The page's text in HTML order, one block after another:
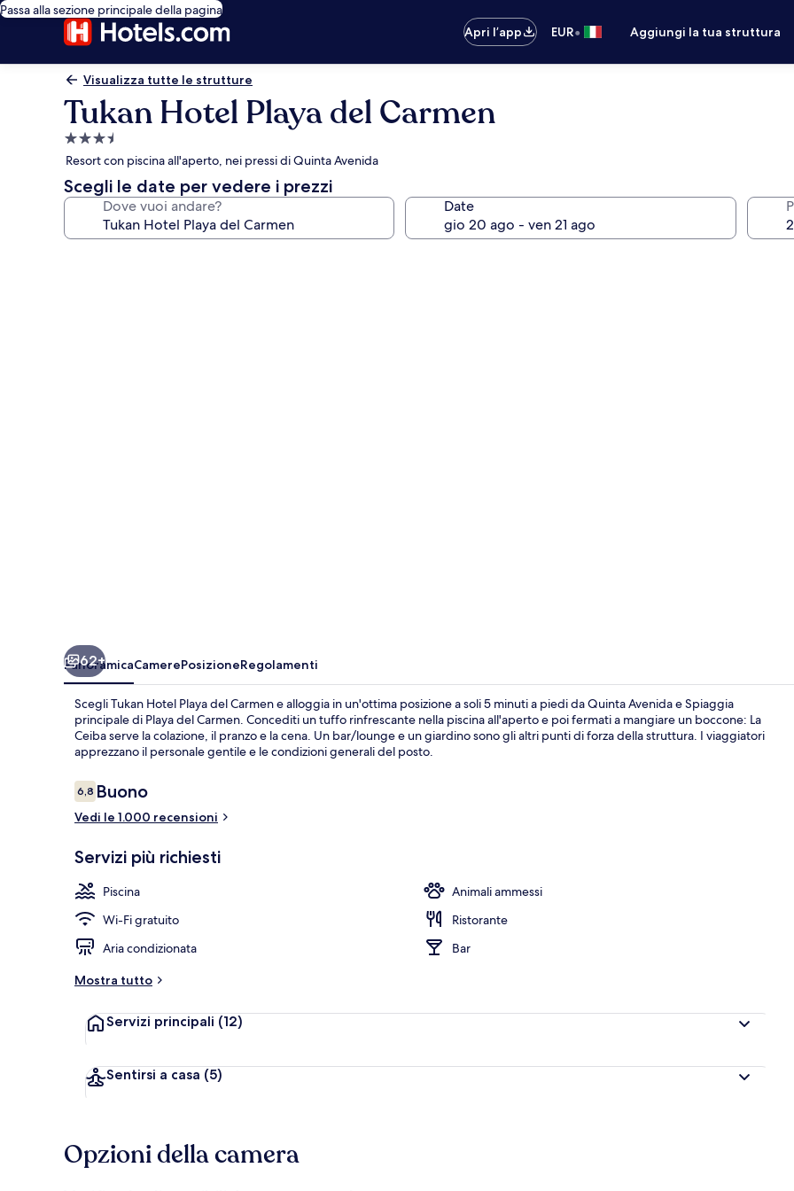
Passa alla sezione principale della pagina
Apri l’app
EUR• Aggiungi la tua struttura
Visualizza tutte le strutture
Tukan Hotel Playa del Carmen
Struttura
a
3.5
stelle
Resort con piscina all'aperto, nei pressi di Quinta Avenida
Scegli le date per vedere i prezzi
Dove vuoi andare? Date
62+
PanoramicaCamerePosizioneRegolamenti
Scegli Tukan Hotel Playa del Carmen e alloggia in un'ottima posizione a soli 5 minuti a piedi da Quinta Avenida e Spiaggia
principale di Playa del Carmen. Concediti un tuffo rinfrescante nella piscina all'aperto e poi fermati a mangiare un boccone: La
Ceiba serve la colazione, il pranzo e la cena. Un bar/lounge e un giardino sono gli altri punti di forza della struttura. I viaggiatori
apprezzano il personale gentile e le condizioni generali del posto.
Recensioni
6,86,8 su 10
Buono
Vedi le 1.000 recensioni
Servizi più richiesti
Piscina
Animali ammessi
Wi-Fi gratuito
Ristorante
Aria condizionata
Bar
Mostra tutto
Servizi principali (12)
Sentirsi a casa (5)
Opzioni della camera